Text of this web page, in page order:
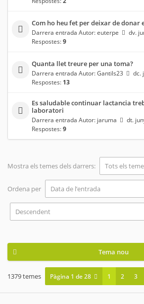
Com ho heu fet per deixar de donar
Darrera entrada Autor:euterpe
dv.
Respostes:9
Quanta llet treure per una toma?
Darrera entrada Autor:Gantils23
dc.
Respostes: 13
Es saludable continuar lactancia
laboratori
Darrera entrada Autor: jaruma
dt.
Respostes:9
Mostra els temes dels darrers:
Ordena per
Tema nou
1379 temes Pàgina 1 de28 1 2 3